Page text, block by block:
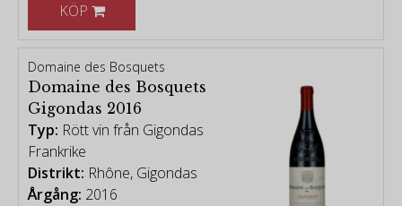
KÖP
Domaine des Bosquets
Domaine des Bosquets
Gigondas 2016
Typ: Rött vin från Gigondas
Frankrike
Distrikt: Rhône, Gigondas
Årgång: 2016